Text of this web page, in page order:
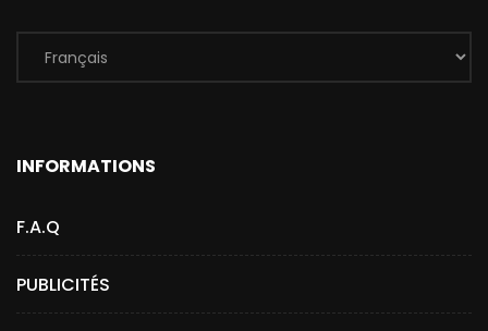
INFORMATIONS
F.A.Q
PUBLICITÉS